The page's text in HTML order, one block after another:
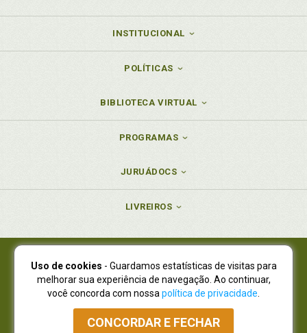
INSTITUCIONAL
POLÍTICAS
BIBLIOTECA VIRTUAL
PROGRAMAS
JURUÁDOCS
LIVREIROS
Juruá Editora Ltda., CNPJ 77.535.508/0001-19
Juruá Informática Ltda., CNPJ 01.701.561/0001-80
NOVO ENDEREÇO:R. Flávio Dallegrave, 7665, São Lourenço |
Curitiba - Paraná - CEP 82210-310
Atendimento: (41) 4009-3900|Vendas Atacado: (41) 4009-3939
Uso de cookies - Guardamos estatísticas de visitas para
melhorar sua experiência de navegação. Ao continuar,
você concorda com nossa política de privacidade
CONCORDAR E FECHAR